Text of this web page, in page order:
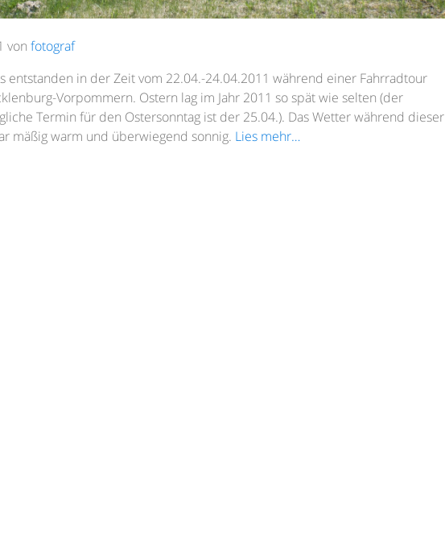
von fotograf
entstanden in der Zeit vom 22.04.-24.04.2011 während einer Fahrradtour
Vorpommern. Ostern lag im Jahr 2011 so spät wie selten (der
Termin für den Ostersonntag ist der 25.04.). Das Wetter während dieser
mäßig warm und überwiegend sonnig. Lies mehr…